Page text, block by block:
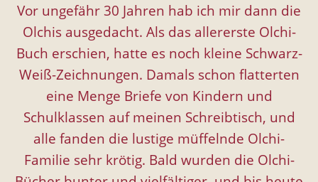
Vor ungefähr 30 Jahren hab ich mir dann die
Olchis ausgedacht. Als das allererste Olchi-
Buch erschien, hatte es noch kleine Schwarz-
Weiß-Zeichnungen. Damals schon flatterten
eine Menge Briefe von Kindern und
Schulklassen auf meinen Schreibtisch, und
alle fanden die lustige müffelnde Olchi-
Familie sehr krötig. Bald wurden die Olchi-